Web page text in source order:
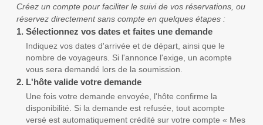
Créez un compte pour faciliter le suivi de vos réservations, ou
réservez directement sans compte en quelques étapes :
1. Sélectionnez vos dates et faites une demande
Indiquez vos dates d'arrivée et de départ, ainsi que le
nombre de voyageurs. Si l'annonce l'exige, un acompte
vous sera demandé lors de la soumission.
2. L'hôte valide votre demande
Une fois votre demande envoyée, l'hôte confirme la
disponibilité. Si la demande est refusée, tout acompte
versé est automatiquement crédité sur votre compte « Mes